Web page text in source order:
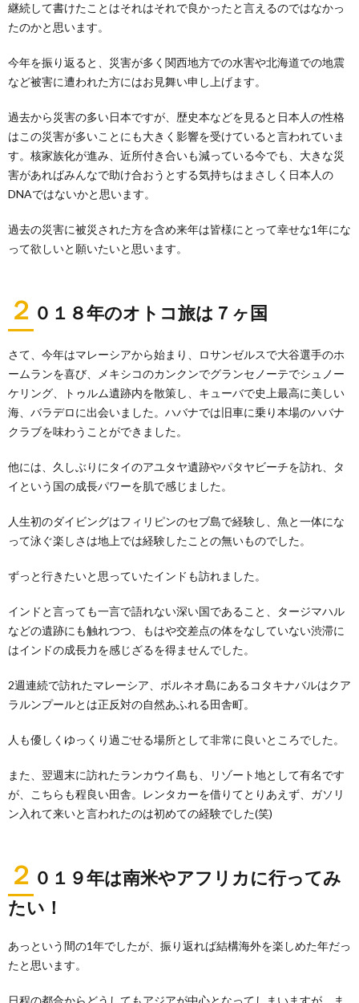
継続して書けたことはそれはそれで良かったと言えるのではなかっ
たのかと思います。
今年を振り返ると、災害が多く関西地方での水害や北海道での地震
など被害に遭われた方にはお見舞い申し上げます。
過去から災害の多い日本ですが、歴史本などを見ると日本人の性格
はこの災害が多いことにも大きく影響を受けていると言われていま
す。核家族化が進み、近所付き合いも減っている今でも、大きな災
害があればみんなで助け合おうとする気持ちはまさしく日本人の
DNAではないかと思います。
過去の災害に被災された方を含め来年は皆様にとって幸せな1年にな
って欲しいと願いたいと思います。
２ ０１８年のオトコ旅は７ヶ国
さて、今年はマレーシアから始まり、ロサンゼルスで大谷選手のホ
ームランを喜び、メキシコのカンクンでグランセノーテでシュノー
ケリング、トゥルム遺跡内を散策し、キューバで史上最高に美しい
海、バラデロに出会いました。ハバナでは旧車に乗り本場のハバナ
クラブを味わうことができました。
他には、久しぶりにタイのアユタヤ遺跡やパタヤビーチを訪れ、タ
イという国の成長パワーを肌で感じました。
人生初のダイビングはフィリピンのセブ島で経験し、魚と一体にな
って泳ぐ楽しさは地上では経験したことの無いものでした。
ずっと行きたいと思っていたインドも訪れました。
インドと言っても一言で語れない深い国であること、タージマハル
などの遺跡にも触れつつ、もはや交差点の体をなしていない渋滞に
はインドの成長力を感じざるを得ませんでした。
2週連続で訪れたマレーシア、ボルネオ島にあるコタキナバルはクア
ラルンプールとは正反対の自然あふれる田舎町。
人も優しくゆっくり過ごせる場所として非常に良いところでした。
また、翌週末に訪れたランカウイ島も、リゾート地として有名です
が、こちらも程良い田舎。レンタカーを借りてとりあえず、ガソリ
ン入れて来いと言われたのは初めての経験でした(笑)
２ ０１９年は南米やアフリカに行ってみ
たい！
あっという間の1年でしたが、振り返れば結構海外を楽しめた年だっ
たと思います。
日程の都合からどうしてもアジアが中心となってしまいますが、ま